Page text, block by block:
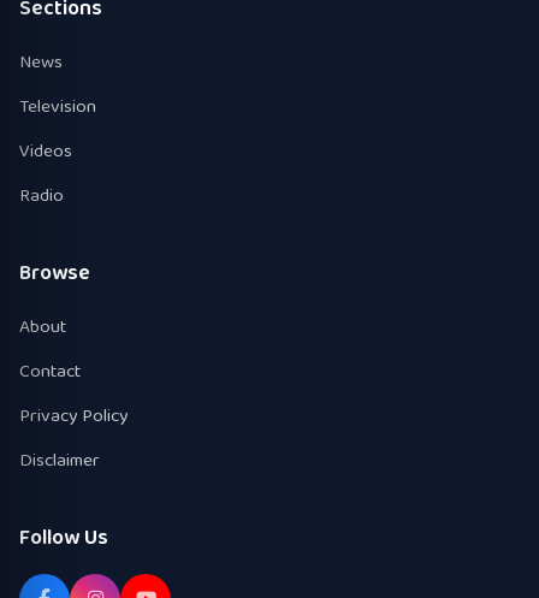
Sections
News
Television
Videos
Radio
Browse
About
Contact
Privacy Policy
Disclaimer
Follow Us